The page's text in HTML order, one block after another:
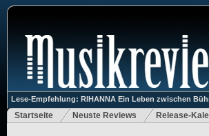
Lese-Empfehlung: RIHANNA Ein Leben zwischen
Startseite Neuste Reviews Release-